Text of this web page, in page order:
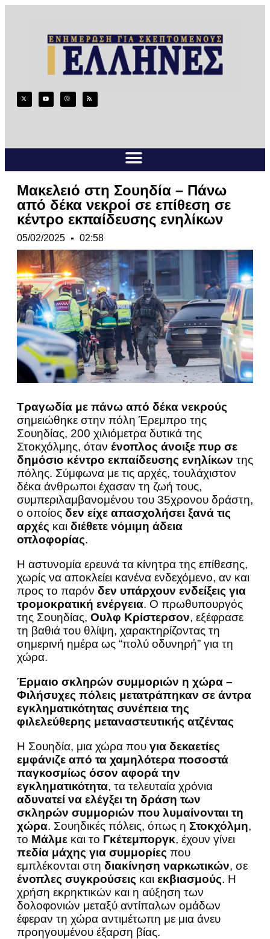
Μακελειό στη Σουηδία – Πάνω
από δέκα νεκροί σε επίθεση σε
κέντρο εκπαίδευσης ενηλίκων
05/02/2025 02:58
Tραγωδία με πάνω από δέκα νεκρούς
σημειώθηκε στην πόλη Έρεμπρο της
Σουηδίας, 200 χιλιόμετρα δυτικά της
Στοκχόλμης, όταν ένοπλος άνοιξε πυρ σε
δημόσιο κέντρο εκπαίδευσης ενηλίκων της
πόλης. Σύμφωνα με τις αρχές, τουλάχιστον
δέκα άνθρωποι έχασαν τη ζωή τους,
συμπεριλαμβανομένου του 35χρονου δράστη,
ο οποίος δεν είχε απασχολήσει ξανά τις
αρχές και διέθετε νόμιμη άδεια
οπλοφορίας.
Η αστυνομία ερευνά τα κίνητρα της επίθεσης,
χωρίς να αποκλείει κανένα ενδεχόμενο, αν και
προς το παρόν δεν υπάρχουν ενδείξεις για
τρομοκρατική ενέργεια. Ο πρωθυπουργός
της Σουηδίας, Ουλφ Κρίστερσον, εξέφρασε
τη βαθιά του θλίψη, χαρακτηρίζοντας τη
σημερινή ημέρα ως “πολύ οδυνηρή” για τη
χώρα.
Έρμαιο σκληρών συμμοριών η χώρα –
Φιλήσυχες πόλεις μετατράπηκαν σε άντρα
εγκληματικότητας συνέπεια της
φιλελεύθερης μεταναστευτικής ατζέντας
Η Σουηδία, μια χώρα που για δεκαετίες
εμφάνιζε από τα χαμηλότερα ποσοστά
παγκοσμίως όσον αφορά την
εγκληματικότητα, τα τελευταία χρόνια
αδυνατεί να ελέγξει τη δράση των
σκληρών συμμοριών που λυμαίνονται τη
χώρα. Σουηδικές πόλεις, όπως η Στοκχόλμη,
το Μάλμε και το Γκέτεμποργκ, έχουν γίνει
πεδία μάχης για συμμορίες που
εμπλέκονται στη διακίνηση ναρκωτικών, σε
ένοπλες συγκρούσεις και εκβιασμούς. Η
χρήση εκρηκτικών και η αύξηση των
δολοφονιών μεταξύ αντίπαλων ομάδων
έφεραν τη χώρα αντιμέτωπη με μια άνευ
προηγουμένου έξαρση βίας.